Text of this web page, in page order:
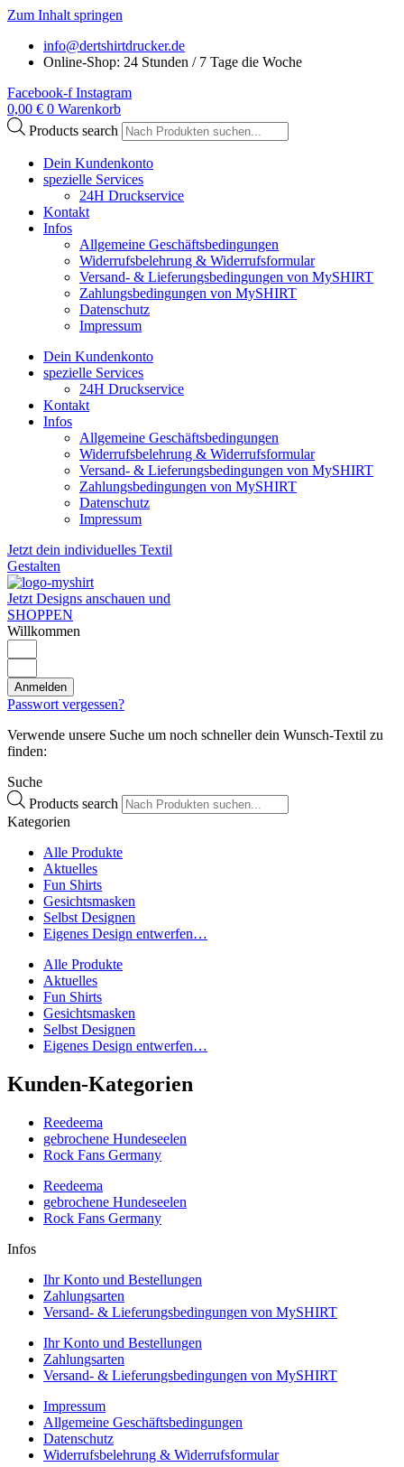
Zum Inhalt springen
info@dertshirtdrucker.de
Online-Shop: 24 Stunden / 7 Tage die Woche
Facebook-f Instagram
0,00 € 0 Warenkorb
Products search
Dein Kundenkonto
spezielle Services
24H Druckservice
Kontakt
Infos
Allgemeine Geschäftsbedingungen
Widerrufsbelehrung & Widerrufsformular
Versand- & Lieferungsbedingungen von MySHIRT
Zahlungsbedingungen von MySHIRT
Datenschutz
Impressum
Dein Kundenkonto
spezielle Services
24H Druckservice
Kontakt
Infos
Allgemeine Geschäftsbedingungen
Widerrufsbelehrung & Widerrufsformular
Versand- & Lieferungsbedingungen von MySHIRT
Zahlungsbedingungen von MySHIRT
Datenschutz
Impressum
Jetzt dein individuelles Textil
Gestalten
Jetzt Designs anschauen und
SHOPPEN
Willkommen
Anmelden
Passwort vergessen?
Verwende unsere Suche um noch schneller dein Wunsch-Textil zu
finden:
Suche
Products search
Kategorien
Alle Produkte
Aktuelles
Fun Shirts
Gesichtsmasken
Selbst Designen
Eigenes Design entwerfen…
Alle Produkte
Aktuelles
Fun Shirts
Gesichtsmasken
Selbst Designen
Eigenes Design entwerfen…
Kunden-Kategorien
Reedeema
gebrochene Hundeseelen
Rock Fans Germany
Reedeema
gebrochene Hundeseelen
Rock Fans Germany
Infos
Ihr Konto und Bestellungen
Zahlungsarten
Versand- & Lieferungsbedingungen von MySHIRT
Ihr Konto und Bestellungen
Zahlungsarten
Versand- & Lieferungsbedingungen von MySHIRT
Impressum
Allgemeine Geschäftsbedingungen
Datenschutz
Widerrufsbelehrung & Widerrufsformular